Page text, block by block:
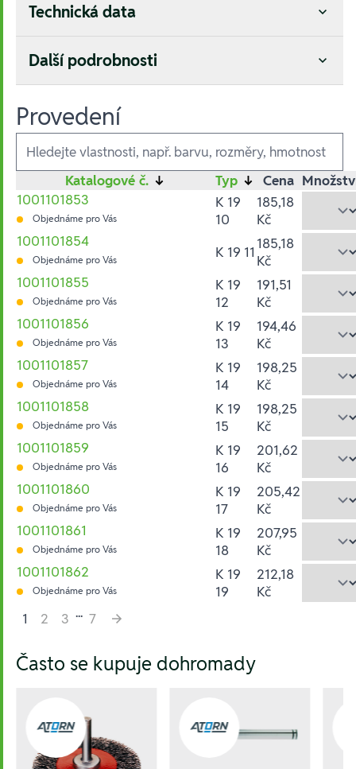
Technická data
Další podrobnosti
Provedení
Ausführungen
Katalogové č. ↓ Typ ↓ Cena
1001101853
Objednáme pro Vás
K 19
10
185,18
Kč
1001101854
Objednáme pro Vás K 19 11 185,18
Kč
1001101855
Objednáme pro Vás
K 19
12
191,51
Kč
1001101856
Objednáme pro Vás
K 19
13
194,46
Kč
1001101857
Objednáme pro Vás
K 19
14
198,25
Kč
1001101858
Objednáme pro Vás
K 19
15
198,25
Kč
1001101859
Objednáme pro Vás
K 19
16
201,62
Kč
1001101860
Objednáme pro Vás
K 19
17
205,42
Kč
1001101861
Objednáme pro Vás
K 19
18
207,95
Kč
1001101862
Objednáme pro Vás
K 19
19
212,18
Kč
1
2 3 ... 7
Často se kupuje dohromady